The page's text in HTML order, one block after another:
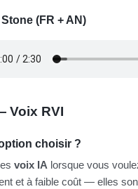
(FR + AN)
Voix RVI
choisir ?
voix IA lorsque vous
et à faible coût — elles